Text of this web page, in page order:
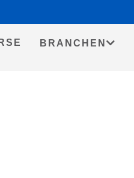
BRANCHEN